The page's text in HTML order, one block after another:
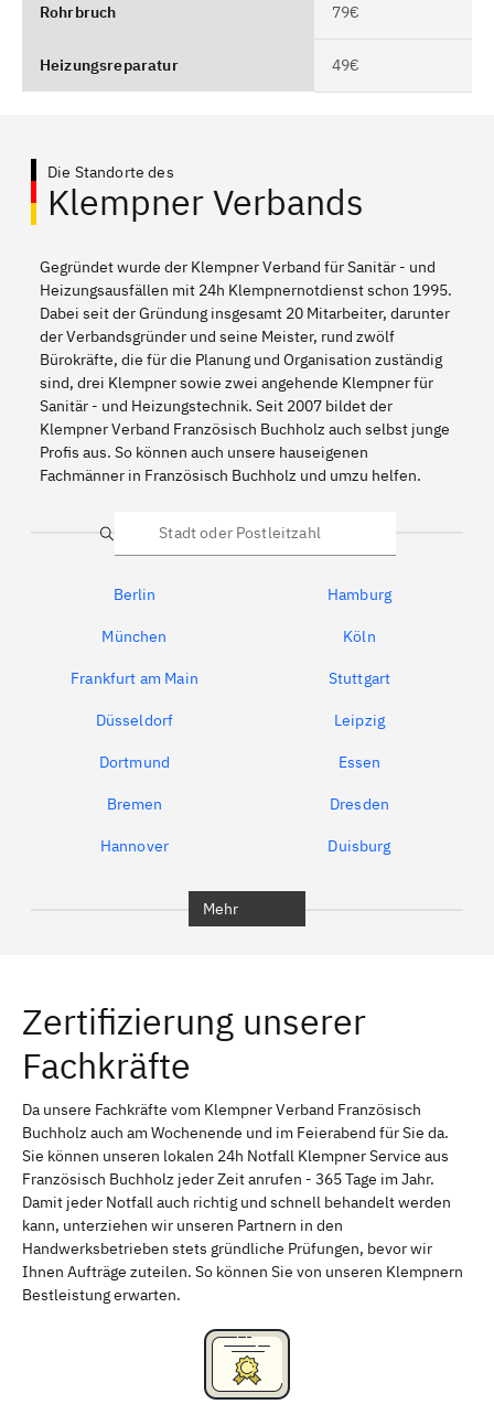
Rohrbruch 79€
Heizungsreparatur 49€
Die Standorte des
Klempner Verbands
Gegründet wurde der Klempner Verband für Sanitär - und
Heizungsausfällen mit 24h Klempnernotdienst schon 1995.
Dabei seit der Gründung insgesamt 20 Mitarbeiter, darunter
der Verbandsgründer und seine Meister, rund zwölf
Bürokräfte, die für die Planung und Organisation zuständig
sind, drei Klempner sowie zwei angehende Klempner für
Sanitär - und Heizungstechnik. Seit 2007 bildet der
Klempner Verband Französisch Buchholz auch selbst junge
Profis aus. So können auch unsere hauseigenen
Fachmänner in Französisch Buchholz und umzu helfen.
Suche
Berlin Hamburg
München Köln
Frankfurt am Main Stuttgart
Düsseldorf Leipzig
Dortmund Essen
Bremen Dresden
Hannover Duisburg
Friedrichshain-Kreuzberg Mahlsdorf
Gesundbrunnen
Niederschönhausen Marzahn
Kaulsdorf Hellersdorf
Mehr
Zertifizierung unserer
Fachkräfte
Da unsere Fachkräfte vom Klempner Verband Französisch
Buchholz auch am Wochenende und im Feierabend für Sie da.
Sie können unseren lokalen 24h Notfall Klempner Service aus
Französisch Buchholz jeder Zeit anrufen - 365 Tage im Jahr.
Damit jeder Notfall auch richtig und schnell behandelt werden
kann, unterziehen wir unseren Partnern in den
Handwerksbetrieben stets gründliche Prüfungen, bevor wir
Ihnen Aufträge zuteilen. So können Sie von unseren Klempnern
Bestleistung erwarten.